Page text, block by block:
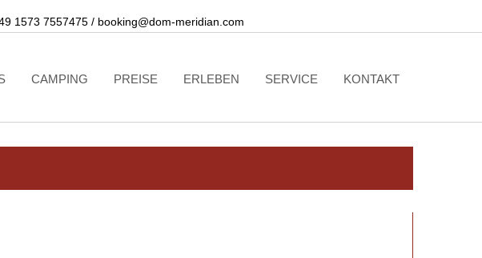
1573 7557475 / booking@dom-meridian.com
CAMPING PREISE ERLEBEN SERVICE KONTAKT